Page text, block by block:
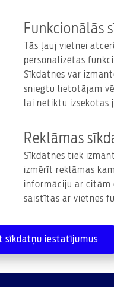
Funkcionālās
Tās ļauj vietnei
personalizētas
Sīkdatnes var
sniegtu lietotājam
lai netiktu izsekotas
Reklāmas
Sīkdatnes tiek
izmērīt reklāmas
informāciju ar citām
saistītas ar vietnes
sīkdatņu iestatījumus